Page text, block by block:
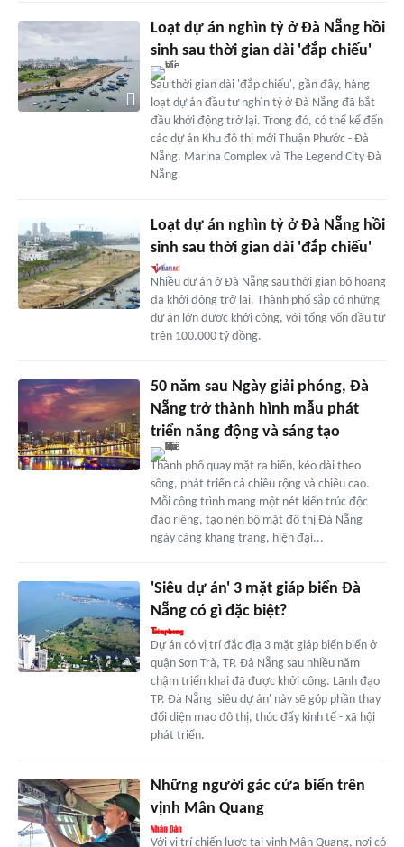
Loạt dự án nghìn tỷ ở Đà Nẵng hồi
sinh sau thời gian dài 'đắp chiếu'
Sau thời gian dài 'đắp chiếu', gần đây, hàng
loạt dự án đầu tư nghìn tỷ ở Đà Nẵng đã bắt
đầu khởi động trở lại. Trong đó, có thể kể đến
các dự án Khu đô thị mới Thuận Phước - Đà
Nẵng, Marina Complex và The Legend City Đà
Nẵng.
Loạt dự án nghìn tỷ ở Đà Nẵng hồi
sinh sau thời gian dài 'đắp chiếu'
Nhiều dự án ở Đà Nẵng sau thời gian bỏ hoang
đã khởi động trở lại. Thành phố sắp có những
dự án lớn được khởi công, với tổng vốn đầu tư
trên 100.000 tỷ đồng.
50 năm sau Ngày giải phóng, Đà
Nẵng trở thành hình mẫu phát
triển năng động và sáng tạo
Thành phố quay mặt ra biển, kéo dài theo
sông, phát triển cả chiều rộng và chiều cao.
Mỗi công trình mang một nét kiến trúc độc
đáo riêng, tạo nên bộ mặt đô thị Đà Nẵng
ngày càng khang trang, hiện đại...
'Siêu dự án' 3 mặt giáp biển Đà
Nẵng có gì đặc biệt?
Dự án có vị trí đắc địa 3 mặt giáp biển biển ở
quận Sơn Trà, TP. Đà Nẵng sau nhiều năm
chậm triển khai đã được khởi công. Lãnh đạo
TP. Đà Nẵng 'siêu dự án' này sẽ góp phần thay
đổi diện mạo đô thị, thúc đẩy kinh tế - xã hội
phát triển.
Những người gác cửa biển trên
vịnh Mân Quang
Với vị trí chiến lược tại vịnh Mân Quang, nơi có